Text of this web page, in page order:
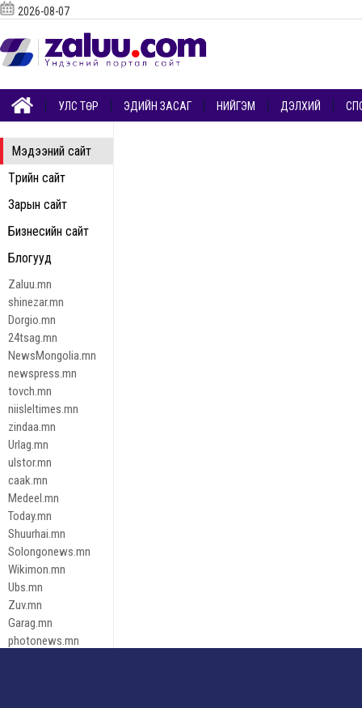
Мэдээний сайт
Төрийн сайт
Зарын сайт
Бизнесийн сайт
Блогууд
Zaluu.mn
shinezar.mn
Dorgio.mn
24tsag.mn
NewsMongolia.mn
newspress.mn
tovch.mn
niisleltimes.mn
zindaa.mn
Urlag.mn
ulstor.mn
caak.mn
Medeel.mn
Today.mn
Shuurhai.mn
Solongonews.mn
Wikimon.mn
Ubs.mn
Zuv.mn
Garag.mn
photonews.mn
2026-08-07
УЛС ТӨР ЭДИЙН ЗАСАГ НИЙГЭМ ДЭЛХИЙ